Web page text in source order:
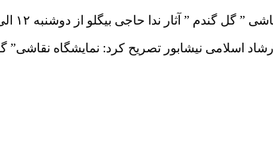
۱۲ الی چهارشنبه ۱۴ آذر ۱۴۰۳ از ساعت ۱۶ الی ۱۹ بعد از ظهر ویژه عموم علاقمندان دایر می باشد.
اسلامی نیشابور تصریح کرد: نمایشگاه